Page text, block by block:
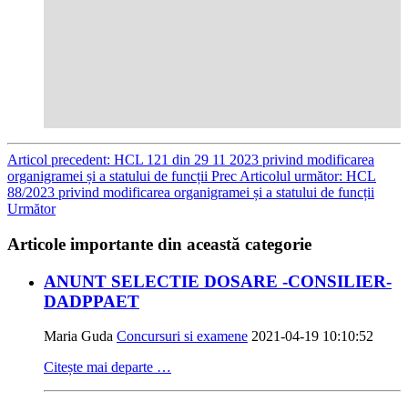
Articol precedent: HCL 121 din 29 11 2023 privind modificarea
organigramei și a statului de funcții Prec Articolul următor: HCL
88/2023 privind modificarea organigramei și a statului de funcții
Următor
Articole importante din această categorie
ANUNT SELECTIE DOSARE -CONSILIER-
DADPPAET
Maria Guda Concursuri si examene 2021-04-19 10:10:52
Citește mai departe …